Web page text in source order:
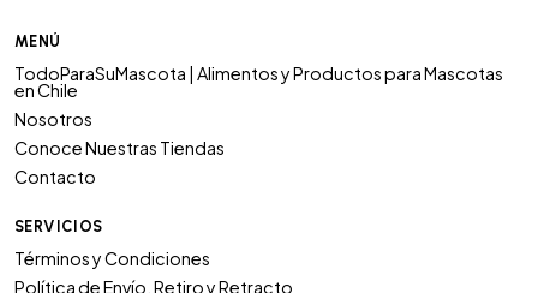
MENÚ
TodoParaSuMascota | Alimentos y Productos para Mascotas
en Chile
Nosotros
Conoce Nuestras Tiendas
Contacto
SERVICIOS
Términos y Condiciones
Política de Envío, Retiro y Retracto